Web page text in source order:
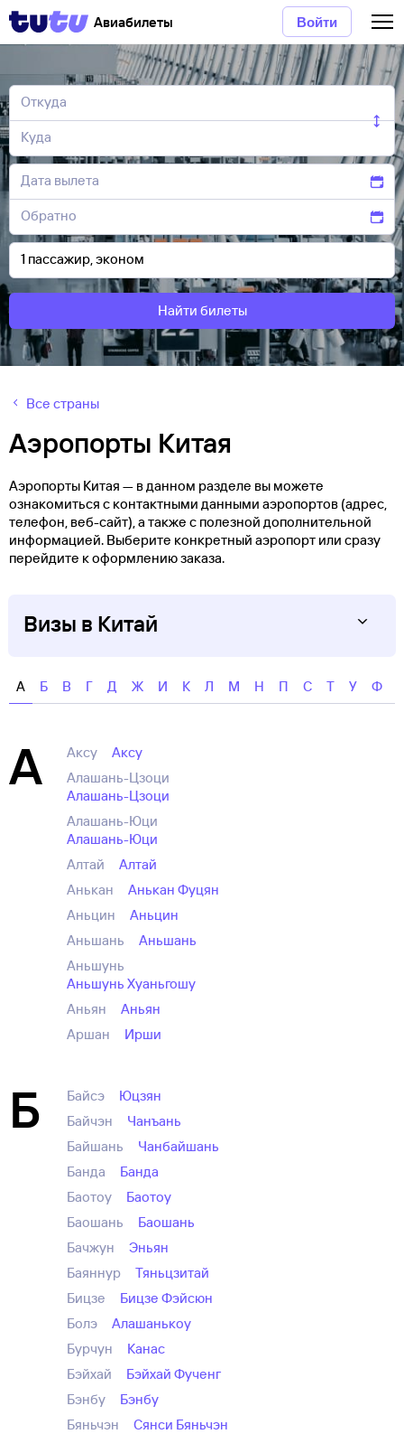
Авиабилеты Войти
Найти билеты
Все страны
Аэропорты Китая
Аэропорты Китая — в данном разделе вы можете
ознакомиться с контактными данными аэропортов (адрес,
телефон, веб-сайт), а также с полезной дополнительной
информацией. Выберите конкретный аэропорт или сразу
перейдите к оформлению заказа.
Визы в Китай
Китай гражданам России не нужна виза. Для транзита
через аэропорты Китая виза также не нужна
А Б В Г Д Ж И К Л М Н П С Т У Ф
А Аксу
Аксу
Алашань-Цзоци
Алашань-Цзоци
Алашань-Юци
Алашань-Юци
Алтай
Алтай
Анькан
Анькан Фуцян
Аньцин
Аньцин
Аньшань
Аньшань
Аньшунь
Аньшунь Хуаньгошу
Аньян
Аньян
Аршан
Ирши
Б Байсэ
Юцзян
Байчэн
Чанъань
Байшань
Чанбайшань
Банда
Банда
Баотоу
Баотоу
Баошань
Баошань
Бачжун
Эньян
Баяннур
Тяньцзитай
Бицзе
Бицзе Фэйсюн
Болэ
Алашанькоу
Бурчун
Канас
Бэйхай
Бэйхай Фученг
Бэнбу
Бэнбу
Бяньчэн
Сянси Бяньчэн